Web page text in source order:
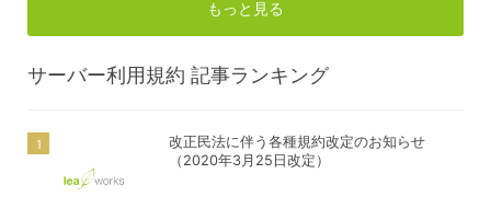
もっと見る
サーバー利用規約 記事ランキング
改正民法に伴う各種規約改定のお知らせ
（2020年3月25日改定）